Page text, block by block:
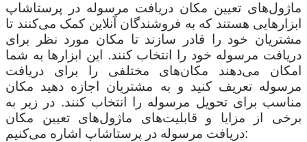
ماژول‌های تعیین مکان دریافت مرسوله در پرستاشاپ
ابزارهایی هستند که به فروشندگان آنلاین کمک می‌کنند تا
مشتریان خود را قادر سازند تا مکان مورد نظر برای
دریافت مرسوله خود را انتخاب کنند. این ابزارها به شما
امکان می‌دهند مکان‌های مختلفی را برای دریافت
مرسوله تعریف کنید و به مشتریان اجازه دهید مکان
مناسب برای تحویل مرسوله را انتخاب کنند. در زیر به
برخی از مزایا و قابلیت‌های ماژول‌های تعیین مکان
دریافت مرسوله در پرستاشاپ اشاره می‌کنیم: